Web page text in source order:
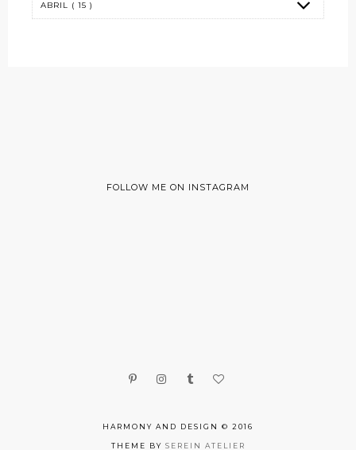
FOLLOW ME ON INSTAGRAM
HARMONY AND DESIGN © 2016
THEME BY SEREIN ATELIER